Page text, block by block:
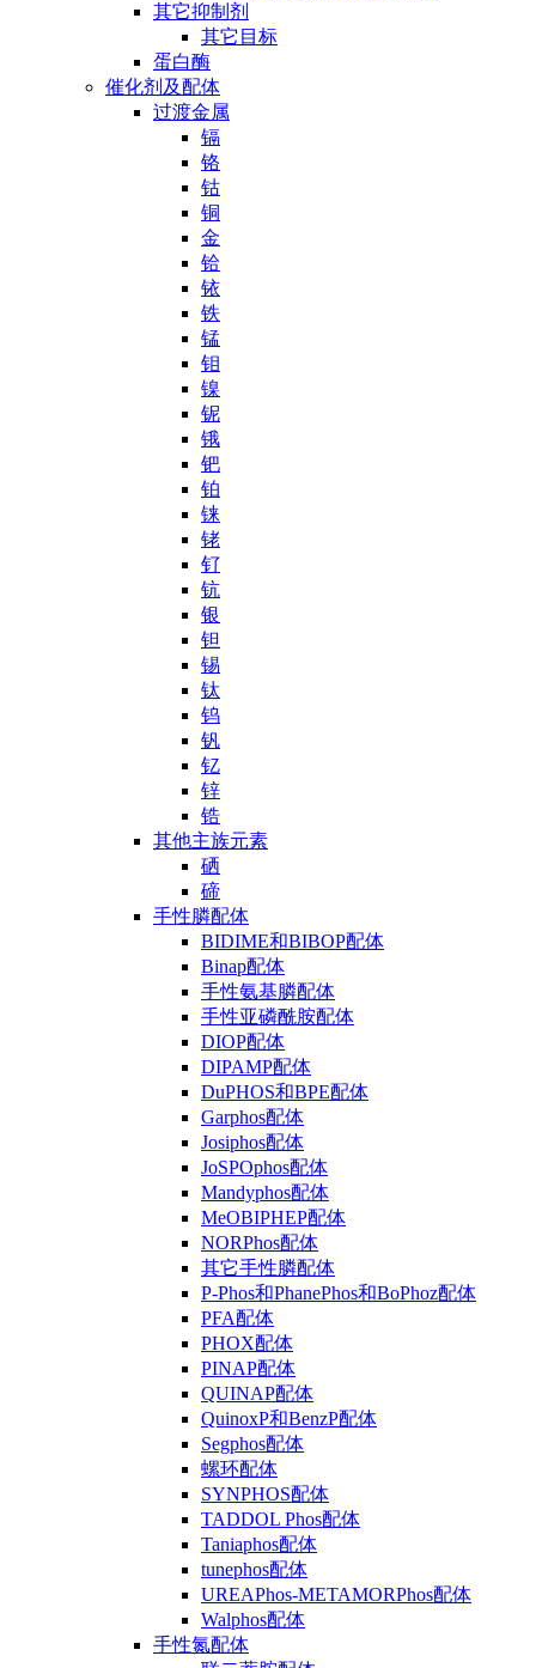
其它抑制剂
其它目标
蛋白酶
催化剂及配体
过渡金属
镉
铬
钴
铜
金
铪
铱
铁
锰
钼
镍
铌
锇
钯
铂
铼
铑
钌
钪
银
钽
锡
钛
钨
钒
钇
锌
锆
其他主族元素
硒
碲
手性膦配体
BIDIME和BIBOP配体
Binap配体
手性氨基膦配体
手性亚磷酰胺配体
DIOP配体
DIPAMP配体
DuPHOS和BPE配体
Garphos配体
Josiphos配体
JoSPOphos配体
Mandyphos配体
MeOBIPHEP配体
NORPhos配体
其它手性膦配体
P-Phos和PhanePhos和BoPhoz配体
PFA配体
PHOX配体
PINAP配体
QUINAP配体
QuinoxP和BenzP配体
Segphos配体
螺环配体
SYNPHOS配体
TADDOL Phos配体
Taniaphos配体
tunephos配体
UREAPhos-METAMORPhos配体
Walphos配体
手性氮配体